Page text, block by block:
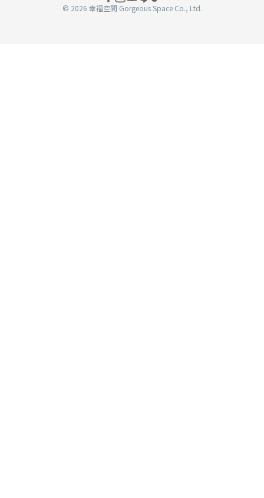
© 2026 幸福空間 Gorgeous Space Co., Ltd.